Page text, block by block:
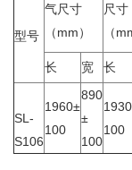
型号
气尺寸
（mm）
尺寸
（
长 宽 长
SL-
S106
1960±
100
890
±
100
100